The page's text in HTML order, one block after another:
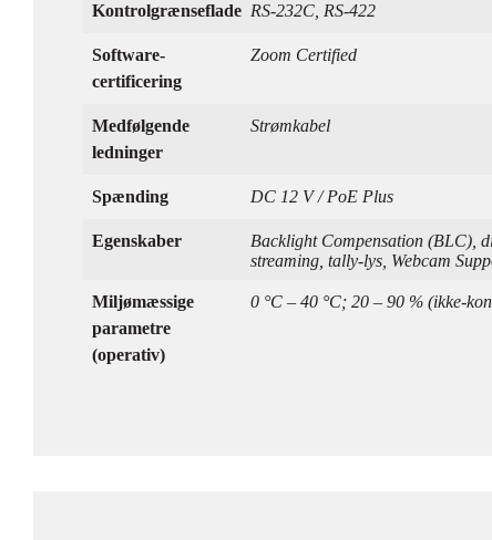
Kontrolgrænseflade RS-232C, RS-422
Software-
certificering
Zoom Certified
Medfølgende
ledninger
Strømkabel
Spænding DC 12 V / PoE Plus
Egenskaber
Backlight Compensation (BLC),
streaming, tally-lys, Webcam
Miljømæssige
parametre
(operativ)
0 °C – 40 °C; 20 – 90 % (ikke-